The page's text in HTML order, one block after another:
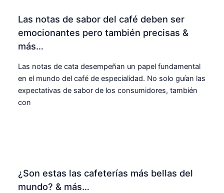
Las notas de sabor del café deben ser
emocionantes pero también precisas &
más…
Las notas de cata desempeñan un papel fundamental
en el mundo del café de especialidad. No solo guían las
expectativas de sabor de los consumidores, también
con
¿Son estas las cafeterías más bellas del
mundo? & más…